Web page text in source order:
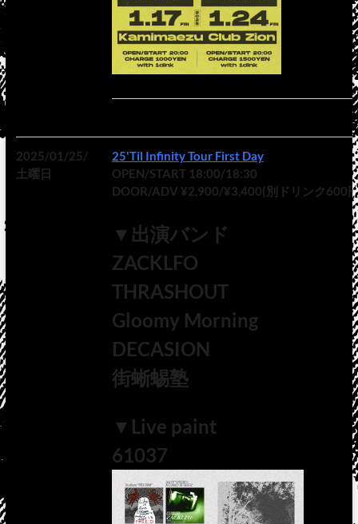
2025/01/25/
土曜日
25'Til Infinity Tour First Day
OPEN/START 18:00/18:30
DOOR/ADV ¥2,900/¥3,400(別ドリンク600
▼出演バンド
ZACKLFO
THRASHOUT
Gloomy Morning
DECASION
街蜥蜴塾
▼Live paint
61037